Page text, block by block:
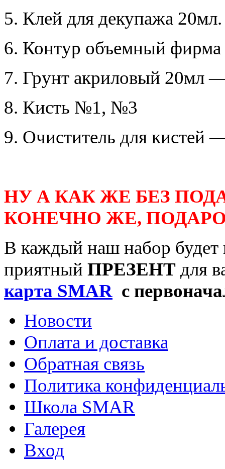
5. Клей для декупажа
6. Контур объемный
7. Грунт акриловый 20мл
8. Кисть №1, №3
9. Очиститель для кистей
НУ А КАК ЖЕ БЕЗ
КОНЕЧНО ЖЕ,
В каждый наш набор будет
приятный ПРЕЗЕНТ для
карта SMAR с
Новости
Оплата и доставка
Обратная связь
Политика
Школа SMAR
Галерея
Вход